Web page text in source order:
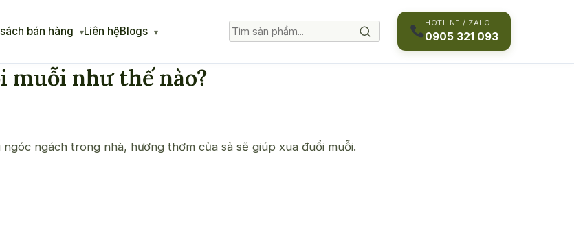
bán hàng Liên hệBlogs
HOTLINE / ZALO
0905 321 093
muỗi như thế nào?
ngách trong nhà, hương thơm của sả sẽ giúp xua đuổi muỗi.